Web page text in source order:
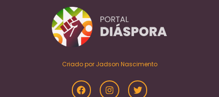
Criado por Jadson Nascimento